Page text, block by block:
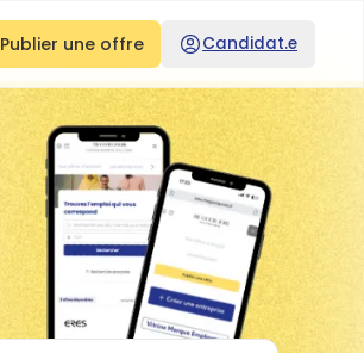
Publier une offre Candidat.e